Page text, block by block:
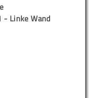
- Linke Wand